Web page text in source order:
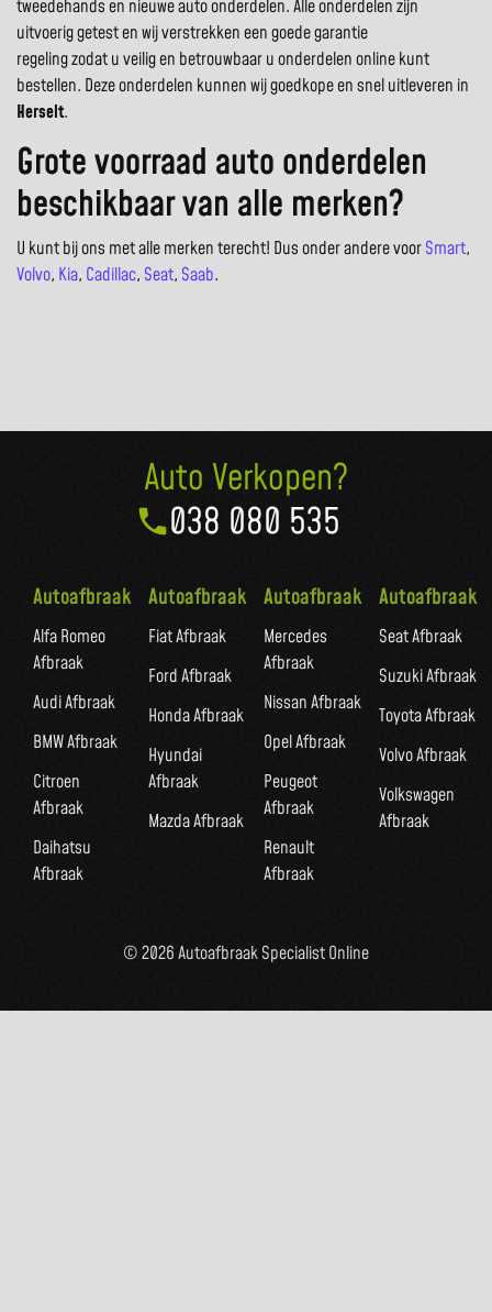
tweedehands en nieuwe auto onderdelen. Alle onderdelen zijn
uitvoerig getest en wij verstrekken een goede garantie
regeling zodat u veilig en betrouwbaar u onderdelen online kunt
bestellen. Deze onderdelen kunnen wij goedkope en snel uitleveren in
Herselt.
Grote voorraad auto onderdelen
beschikbaar van alle merken?
U kunt bij ons met alle merken terecht! Dus onder andere voorSmart,
Volvo, Kia, Cadillac, Seat, Saab.
Auto Verkopen?
038 080 535
Autoafbraak
Alfa Romeo
Afbraak
Audi Afbraak
BMW Afbraak
Citroen
Afbraak
Daihatsu
Afbraak
Autoafbraak
Fiat Afbraak
Ford Afbraak
Honda Afbraak
Hyundai
Afbraak
Mazda Afbraak
Autoafbraak
Mercedes
Afbraak
Nissan Afbraak
Opel Afbraak
Peugeot
Afbraak
Renault
Afbraak
Autoafbraak
Seat Afbraak
Suzuki Afbraak
Toyota Afbraak
Volvo Afbraak
Volkswagen
Afbraak
© 2026 Autoafbraak Specialist Online